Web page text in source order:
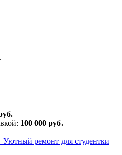
100 000 руб.
ремонт для студентки